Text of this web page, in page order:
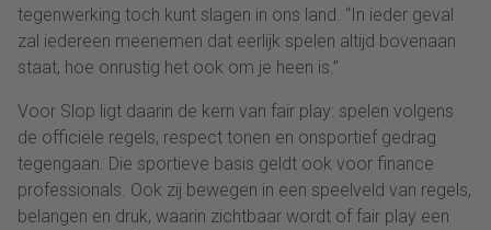
tegenwerking toch kunt slagen in ons land. “In ieder geval
zal iedereen meenemen dat eerlijk spelen altijd bovenaan
staat, hoe onrustig het ook om je heen is.”
Voor Slop ligt daarin de kern van fair play: spelen volgens
de officiële regels, respect tonen en onsportief gedrag
tegengaan. Die sportieve basis geldt ook voor finance
professionals. Ook zij bewegen in een speelveld van regels,
belangen en druk, waarin zichtbaar wordt of fair play een